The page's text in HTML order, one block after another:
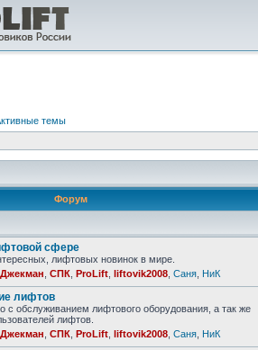
темы
Форум
сфере
лифтовых новинок в мире.
Джекман СПК ProLift liftovik2008 Саня НиК
лифтов
с обслуживанием лифтового оборудования, а так же
лифтов.
Джекман СПК ProLift liftovik2008 Саня НиК